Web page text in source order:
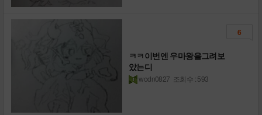
ㅋㅋ이번엔 우마왕을그려보
았는디
wodn0827 조회수 : 593
6